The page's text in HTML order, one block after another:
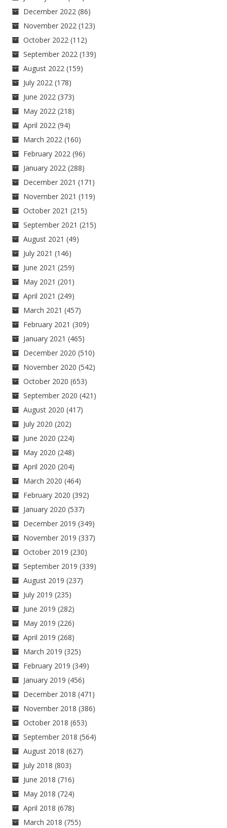
December 2022 (86)
November 2022 (123)
October 2022 (112)
September 2022 (139)
August 2022 (159)
July 2022 (178)
June 2022 (373)
May 2022 (218)
April 2022 (94)
March 2022 (160)
February 2022 (96)
January 2022 (288)
December 2021 (171)
November 2021 (119)
October 2021 (215)
September 2021 (215)
August 2021 (49)
July 2021 (146)
June 2021 (259)
May 2021 (201)
April 2021 (249)
March 2021 (457)
February 2021 (309)
January 2021 (465)
December 2020 (510)
November 2020 (542)
October 2020 (653)
September 2020 (421)
August 2020 (417)
July 2020 (202)
June 2020 (224)
May 2020 (248)
April 2020 (204)
March 2020 (464)
February 2020 (392)
January 2020 (537)
December 2019 (349)
November 2019 (337)
October 2019 (230)
September 2019 (339)
August 2019 (237)
July 2019 (235)
June 2019 (282)
May 2019 (226)
April 2019 (268)
March 2019 (325)
February 2019 (349)
January 2019 (456)
December 2018 (471)
November 2018 (386)
October 2018 (653)
September 2018 (564)
August 2018 (627)
July 2018 (803)
June 2018 (716)
May 2018 (724)
April 2018 (678)
March 2018 (755)